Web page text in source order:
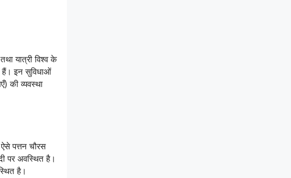
यात्री विश्व के
हैं। इन सुविधाओं
की व्यवस्था
पत्तन चौरस
पर अवस्थित है।
है।